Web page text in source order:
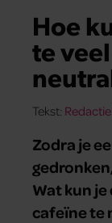
Hoe
te
Tekst:
Zodra je
Wat kun
cafeïne te